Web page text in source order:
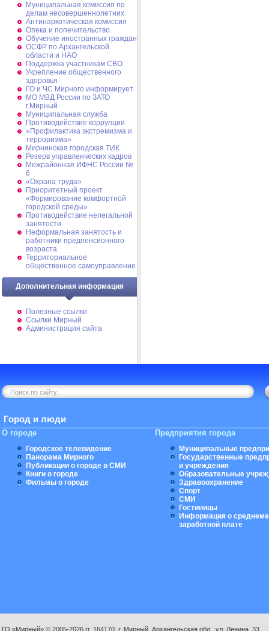
Муниципальная комиссия по
делам несовершеннолетних
Антинаркотическая комиссия
Опека и попечительство
Обучение иностранных граждан
ОСФР по Архангельской
области и НАО
Поддержка участникам СВО
Укрепление общественного
здоровья
ГО и ЧС Мирного информирует
МО МВД России по ЗАТО
г.Мирный
Муниципальная cлужба
Противодействие коррупции
«Профилактика экстремизма и
терроризма»
Мирнинская городская ТИК
Резерв управленческих кадров
Межрайонная ИФНС России №
6
«Охрана труда»
Приоритетный проект
«Формирование комфортной
городской среды»
Противодействие нелегальной
занятости
Неформальная занятость и
работники предпенсионного
возраста
Территориальное
общественное самоуправление
Дополнительная информация
Полезные ссылки
Ссылки Мирный
Администрация сайта
Город и люди
О городе
Городское телевидение
Панорама Мирного
Публикации о городе в СМИ
Книги о городе
Фильмы о городе
Предприятия города
Муниципальные
Государственные
и учреждения
Образовательные
Здравоохранение
Спорт
СМИ
Гостиницы
Информация о
заработной плате
ГО «Мирный» © 2005-2026 гг. 164170, г. Мирный, Архангельская обл., ул. Ленина, 33.